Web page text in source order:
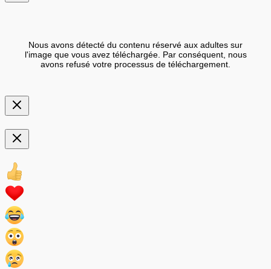
Nous avons détecté du contenu réservé aux adultes sur
l'image que vous avez téléchargée. Par conséquent, nous
avons refusé votre processus de téléchargement.